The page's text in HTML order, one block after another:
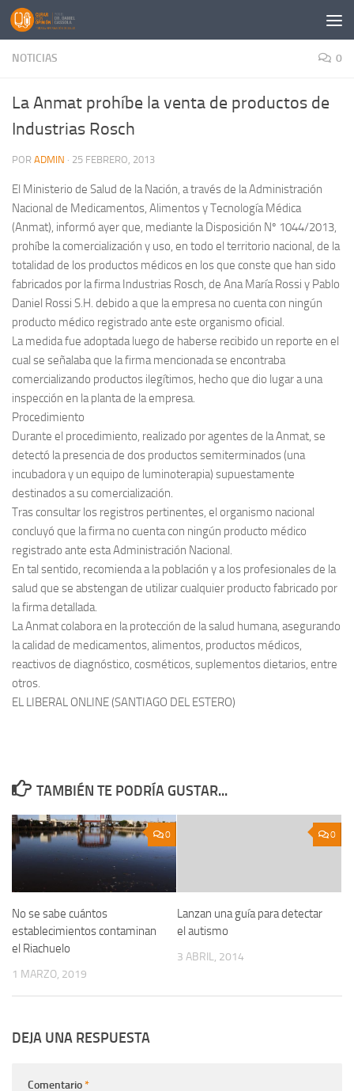
Saltar al contenido
NOTICIAS 0
La Anmat prohíbe la venta de productos de
Industrias Rosch
POR ADMIN · 25 FEBRERO, 2013
El Ministerio de Salud de la Nación, a través de la Administración
Nacional de Medicamentos, Alimentos y Tecnología Médica
(Anmat), informó ayer que, mediante la Disposición Nº 1044/2013,
prohíbe la comercialización y uso, en todo el territorio nacional, de la
totalidad de los productos médicos en los que conste que han sido
fabricados por la firma Industrias Rosch, de Ana María Rossi y Pablo
Daniel Rossi S.H. debido a que la empresa no cuenta con ningún
producto médico registrado ante este organismo oficial.
La medida fue adoptada luego de haberse recibido un reporte en el
cual se señalaba que la firma mencionada se encontraba
comercializando productos ilegítimos, hecho que dio lugar a una
inspección en la planta de la empresa.
Procedimiento
Durante el procedimiento, realizado por agentes de la Anmat, se
detectó la presencia de dos productos semiterminados (una
incubadora y un equipo de luminoterapia) supuestamente
destinados a su comercialización.
Tras consultar los registros pertinentes, el organismo nacional
concluyó que la firma no cuenta con ningún producto médico
registrado ante esta Administración Nacional.
En tal sentido, recomienda a la población y a los profesionales de la
salud que se abstengan de utilizar cualquier producto fabricado por
la firma detallada.
La Anmat colabora en la protección de la salud humana, asegurando
la calidad de medicamentos, alimentos, productos médicos,
reactivos de diagnóstico, cosméticos, suplementos dietarios, entre
otros.
EL LIBERAL ONLINE (SANTIAGO DEL ESTERO)
TAMBIÉN TE PODRÍA GUSTAR...
0
No se sabe cuántos
establecimientos contaminan
el Riachuelo
1 MARZO, 2019
0
Lanzan una guía para detectar
el autismo
3 ABRIL, 2014
DEJA UNA RESPUESTA
Comentario*